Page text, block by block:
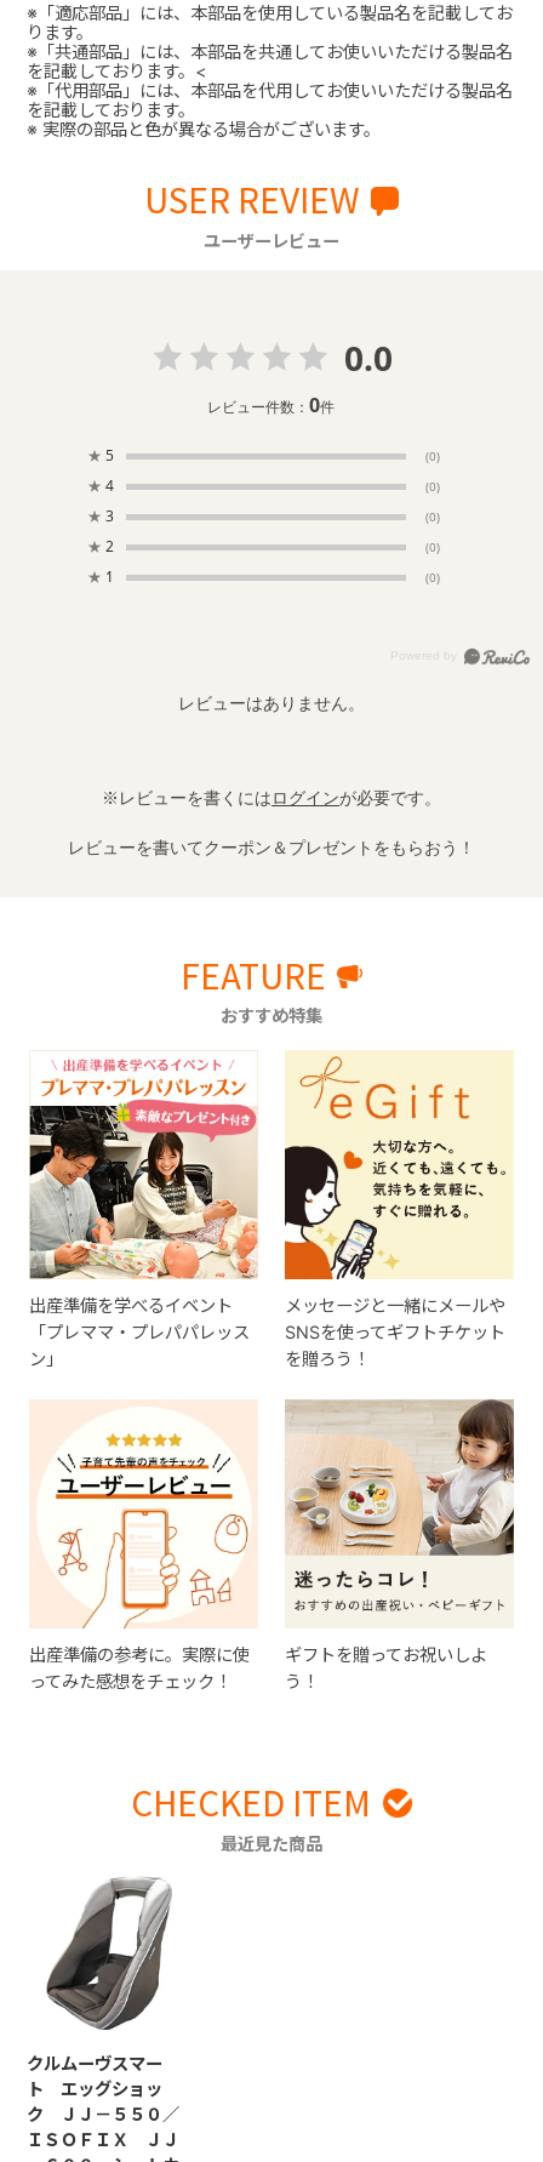
※「適応部品」には、本部品を使用している製品名を記載してお
ります。
※「共通部品」には、本部品を共通してお使いいただける製品名
を記載しております。<
※「代用部品」には、本部品を代用してお使いいただける製品名
を記載しております。
※ 実際の部品と色が異なる場合がございます。
USER REVIEW
ユーザーレビュー
0.0
レビュー件数：0件
★ 5 (0)
★ 4 (0)
★ 3 (0)
★ 2 (0)
★ 1 (0)
レビューはありません。
※レビューを書くにはログインが必要です。
レビューを書いてクーポン＆プレゼントをもらおう！
FEATURE
おすすめ特集
出産準備を学べるイベント
「プレママ・プレパパレッス
ン」
メッセージと一緒にメールや
SNSを使ってギフトチケット
を贈ろう！
出産準備の参考に。実際に使
ってみた感想をチェック！
ギフトを贈ってお祝いしよ
う！
CHECKED ITEM
最近見た商品
クルムーヴスマー
ト エッグショッ
ク ＪＪ－５５０／
ＩＳＯＦＩＸ ＪＪ